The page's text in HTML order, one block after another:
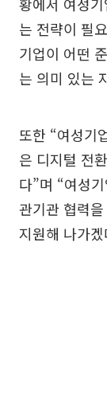
황에서 여성
는 전략이 필
기업이 어떤
는 의미 있는
또한 “여성기
은 디지털 전
다”며 “여성
관기관 협력
지원해 나가